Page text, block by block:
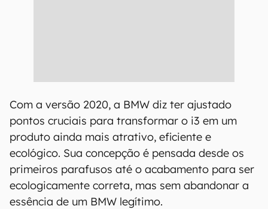
Com a versão 2020, a BMW diz ter ajustado
pontos cruciais para transformar o i3 em um
produto ainda mais atrativo, eficiente e
ecológico. Sua concepção é pensada desde os
primeiros parafusos até o acabamento para ser
ecologicamente correta, mas sem abandonar a
essência de um BMW legítimo.